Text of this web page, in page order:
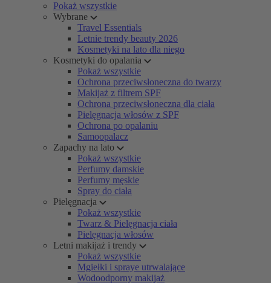
Pokaż wszystkie
Wybrane
Travel Essentials
Letnie trendy beauty 2026
Kosmetyki na lato dla niego
Kosmetyki do opalania
Pokaż wszystkie
Ochrona przeciwsłoneczna do twarzy
Makijaż z filtrem SPF
Ochrona przeciwsłoneczna dla ciała
Pielęgnacja włosów z SPF
Ochrona po opalaniu
Samoopalacz
Zapachy na lato
Pokaż wszystkie
Perfumy damskie
Perfumy męskie
Spray do ciała
Pielęgnacja
Pokaż wszystkie
Twarz & Pielęgnacja ciała
Pielęgnacja włosów
Letni makijaż i trendy
Pokaż wszystkie
Mgiełki i spraye utrwalające
Wodoodporny makijaż